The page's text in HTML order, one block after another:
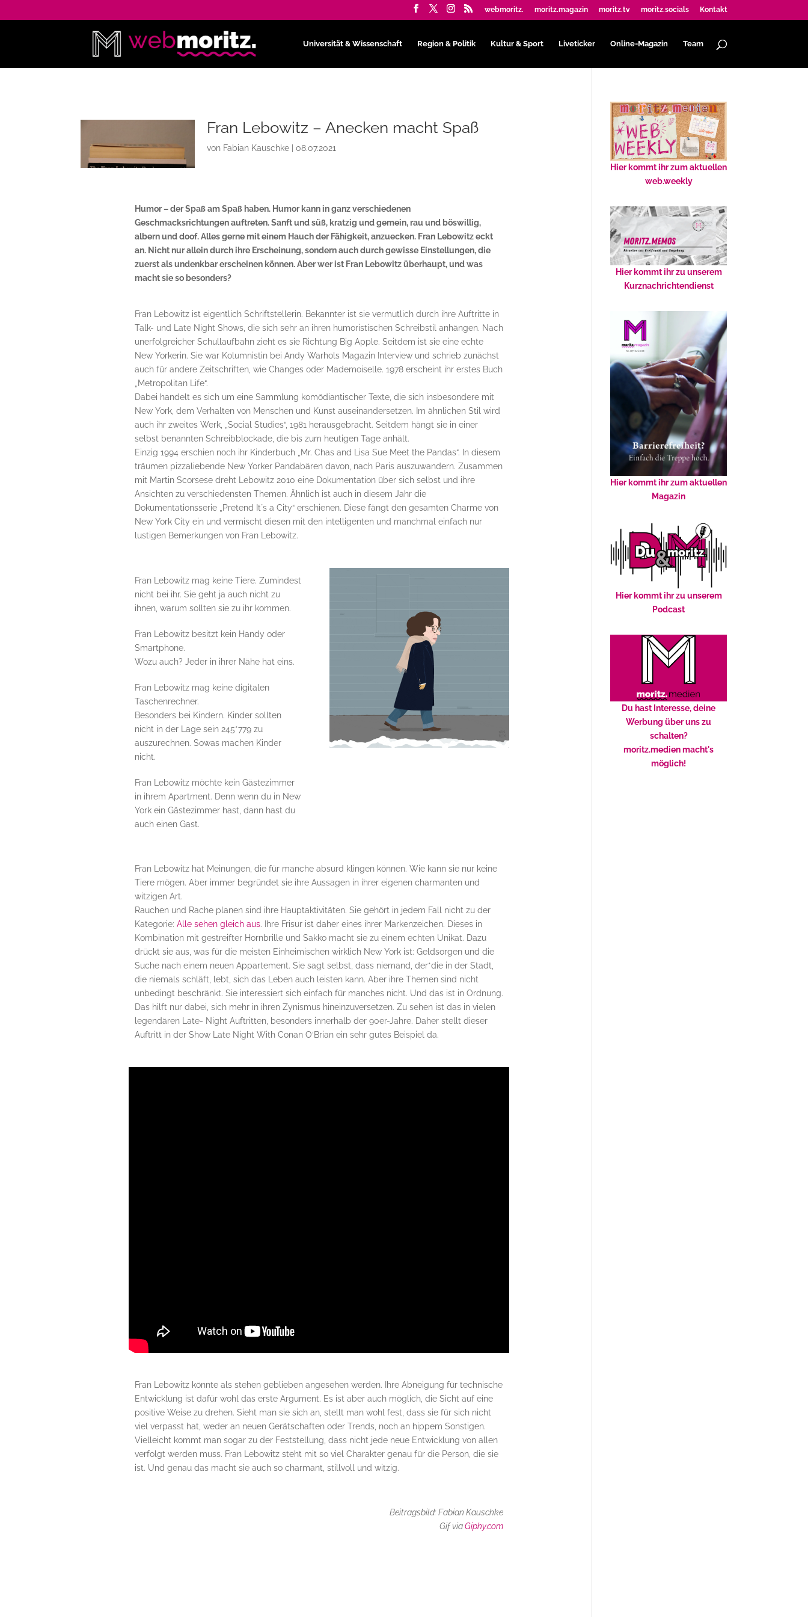
webmoritz. moritz.magazin moritz.tv moritz.socials Kontakt
Universität & Wissenschaft Region & Politik Kultur & Sport Liveticker Online-Magazin Team
Fran Lebowitz – Anecken macht Spaß
von Fabian Kauschke |08.07.2021
Humor–der Spaß am Spaß haben. Humor kann in ganz verschiedenen
Geschmacksrichtungen auftreten. Sanft und süß, kratzig und gemein, rau und böswillig,
albern und doof. Alles gerne mit einem Hauch der Fähigkeit, anzuecken. Fran Lebowitz eckt
an. Nicht nur allein durch ihre Erscheinung, sondern auch durch gewisse Einstellungen, die
zuerst als undenkbar erscheinen können. Aber wer ist Fran Lebowitz überhaupt, und was
macht sie so besonders?
Fran Lebowitz ist eigentlich Schriftstellerin. Bekannter ist sie vermutlich durch ihre Auftritte in
Talk- und Late Night Shows, die sich sehr an ihren humoristischen Schreibstil anhängen. Nach
unerfolgreicher Schullaufbahn zieht es sie Richtung Big Apple. Seitdem ist sie eine echte
New Yorkerin. Sie war Kolumnistin bei Andy Warhols Magazin Interview und schrieb zunächst
auch für andere Zeitschriften, wie Changes oder Mademoiselle. 1978 erscheint ihr erstes Buch
„Metropolitan Life“.
Dabei handelt es sich um eine Sammlung komödiantischer Texte, die sich insbesondere mit
New York, dem Verhalten von Menschen und Kunst auseinandersetzen. Im ähnlichen Stil wird
auch ihr zweites Werk, „Social Studies“, 1981 herausgebracht. Seitdem hängt sie in einer
selbst benannten Schreibblockade, die bis zum heutigen Tage anhält.
Einzig 1994 erschien noch ihr Kinderbuch „Mr. Chas and Lisa Sue Meet the Pandas“. In diesem
träumen pizzaliebende New Yorker Pandabären davon, nach Paris auszuwandern. Zusammen
mit Martin Scorsese dreht Lebowitz 2010 eine Dokumentation über sich selbst und ihre
Ansichten zu verschiedensten Themen. Ähnlich ist auch in diesem Jahr die
Dokumentationsserie „Pretend It´s a City“ erschienen. Diese fängt den gesamten Charme von
New York City ein und vermischt diesen mit den intelligenten und manchmal einfach nur
lustigen Bemerkungen von Fran Lebowitz.
Fran Lebowitz mag keine Tiere. Zumindest
nicht bei ihr. Sie geht ja auch nicht zu
ihnen, warum sollten sie zu ihr kommen.
Fran Lebowitz besitzt kein Handy oder
Smartphone.
Wozu auch? Jeder in ihrer Nähe hat eins.
Fran Lebowitz mag keine digitalen
Taschenrechner.
Besonders bei Kindern. Kinder sollten
nicht in der Lage sein 245*779 zu
auszurechnen. Sowas machen Kinder
nicht.
Fran Lebowitz möchte kein Gästezimmer
in ihrem Apartment. Denn wenn du in New
York ein Gästezimmer hast, dann hast du
auch einen Gast.
Fran Lebowitz hat Meinungen, die für manche absurd klingen können. Wie kann sie nur keine
Tiere mögen. Aber immer begründet sie ihre Aussagen in ihrer eigenen charmanten und
witzigen Art.
Rauchen und Rache planen sind ihre Hauptaktivitäten. Sie gehört in jedem Fall nicht zu der
Kategorie: Alle sehen gleich aus. Ihre Frisur ist daher eines ihrer Markenzeichen. Dieses in
Kombination mit gestreifter Hornbrille und Sakko macht sie zu einem echten Unikat. Dazu
drückt sie aus, was für die meisten Einheimischen wirklich New York ist: Geldsorgen und die
Suche nach einem neuen Appartement. Sie sagt selbst, dass niemand, der*die in der Stadt,
die niemals schläft, lebt, sich das Leben auch leisten kann. Aber ihre Themen sind nicht
unbedingt beschränkt. Sie interessiert sich einfach für manches nicht. Und das ist in Ordnung.
Das hilft nur dabei, sich mehr in ihren Zynismus hineinzuversetzen. Zu sehen ist das in vielen
legendären Late- Night Auftritten, besonders innerhalb der 90er-Jahre. Daher stellt dieser
Auftritt in der Show Late Night With Conan O‘Brian ein sehr gutes Beispiel da.
Fran Lebowitz könnte als stehen geblieben angesehen werden. Ihre Abneigung für technische
Entwicklung ist dafür wohl das erste Argument. Es ist aber auch möglich, die Sicht auf eine
positive Weise zu drehen. Sieht man sie sich an, stellt man wohl fest, dass sie für sich nicht
viel verpasst hat, weder an neuen Gerätschaften oder Trends, noch an hippem Sonstigen.
Vielleicht kommt man sogar zu der Feststellung, dass nicht jede neue Entwicklung von allen
verfolgt werden muss. Fran Lebowitz steht mit so viel Charakter genau für die Person, die sie
ist. Und genau das macht sie auch so charmant, stillvoll und witzig.
Beitragsbild: Fabian Kauschke
Gif viaGiphy.com
Hier kommt ihr zum aktuellen
web.weekly
Hier kommt ihr zu unserem
Kurznachrichtendienst
Hier kommt ihr zum aktuellen
Magazin
Hier kommt ihr zu unserem
Podcast
Du hast Interesse, deine
Werbung über uns zu
schalten?
moritz.medien macht's
möglich!